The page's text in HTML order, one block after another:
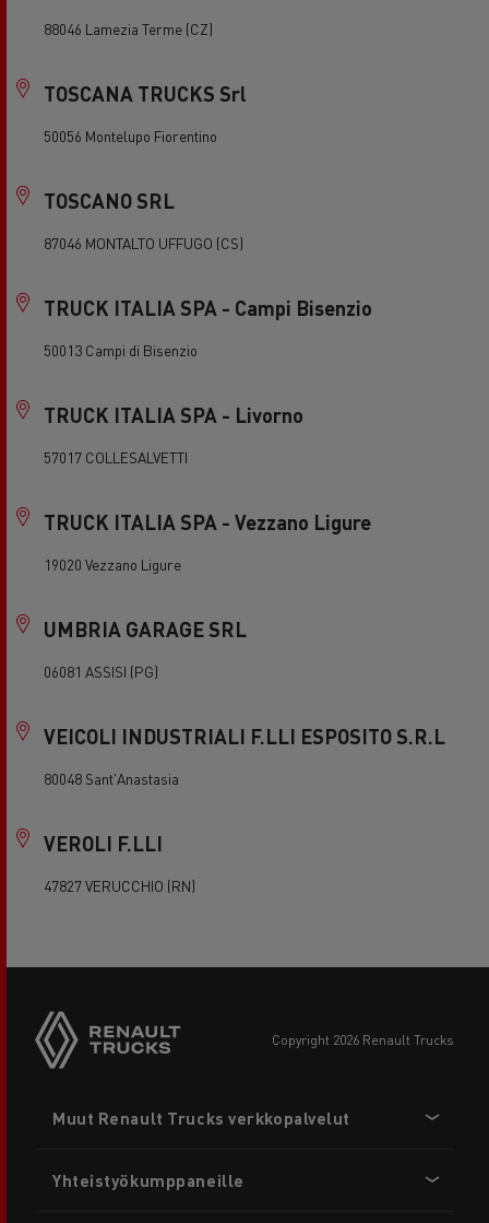
88046 Lamezia Terme (CZ)
TOSCANA TRUCKS Srl
50056 Montelupo Fiorentino
TOSCANO SRL
87046 MONTALTO UFFUGO (CS)
TRUCK ITALIA SPA - Campi Bisenzio
50013 Campi di Bisenzio
TRUCK ITALIA SPA - Livorno
57017 COLLESALVETTI
TRUCK ITALIA SPA - Vezzano Ligure
19020 Vezzano Ligure
UMBRIA GARAGE SRL
06081 ASSISI (PG)
VEICOLI INDUSTRIALI F.LLI ESPOSITO S.R.L
80048 Sant'Anastasia
VEROLI F.LLI
47827 VERUCCHIO (RN)
copyright 2026 Renault Trucks
menu
Muut Renault Trucks verkkopalvelut
Yhteistyökumppaneille